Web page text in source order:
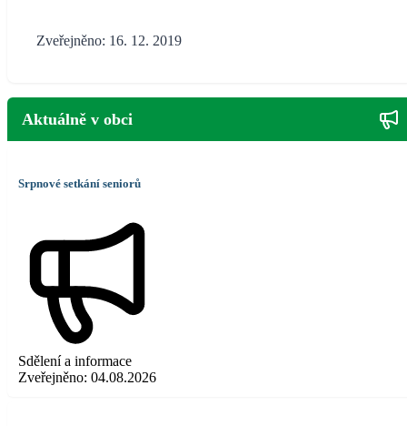
Zveřejněno: 16. 12. 2019
Aktuálně v obci
Srpnové setkání seniorů
Sdělení a informace
Zveřejněno: 04.08.2026